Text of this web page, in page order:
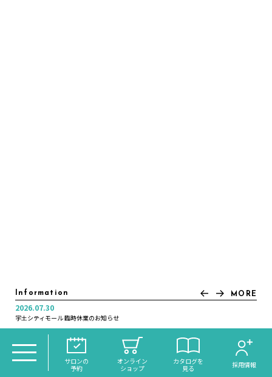
Information
2026.07.30
宇土シティモール 臨時休業のお知らせ
2025.11.21
年末年始休業日のお知らせ
2025.07.04
＼大分初導入！／話題のReFaシャワー《VEENA》がdiscoh…
2025.01.10
いつカラ高城店営業時間変更のお知らせ
2024.12.30
オンラインサイトリニューアルのお知らせ
2024.12.16
月曜日営業のお知らせ
2024.11.05
年末年始休業日のお知らせ
2022.12.20
年末年始休業日のお知らせ
2022.12.01
年末大感謝祭のお知らせ
2022.11.21
琉球ヘッドスパ・スピードネイル サクラマチ店 NEW OPEN
MORE
サロンの
予約
オンライン
ショップ
カタログを
見る
採用情報